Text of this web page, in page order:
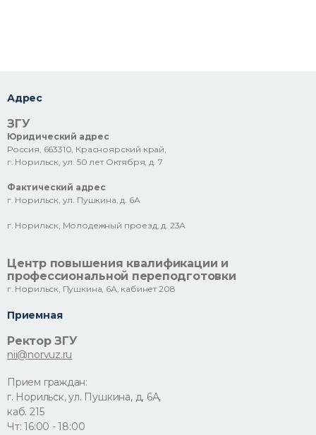
Адрес
ЗГУ
Юридический адрес
Россия, 663310, Красноярский край,
г. Норильск, ул. 50 лет Октября, д. 7
Фактический адрес
г. Норильск, ул. Пушкина, д. 6А
г. Норильск, Молодежный проезд, д. 23А
Центр повышения квалификации и
профессиональной переподготовки
г. Норильск, Пушкина, 6А, кабинет 208
Приемная
Ректор ЗГУ
nii@norvuz.ru
Прием граждан:
г. Норильск, ул. Пушкина, д. 6А,
каб. 215
Чт: 16:00 - 18:00